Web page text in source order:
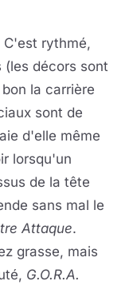
C'est rythmé,
(les décors sont
la carrière
sont de
d'elle même
lorsqu'un
de la tête
sans mal le
Attaque.
grasse, mais
G.O.R.A.